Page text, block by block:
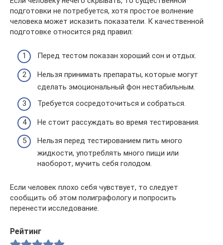
подготовки не потребуется, хотя простое волнение
человека может исказить показатели. К качественной
подготовке относится ряд правил:
Перед тестом показан хороший сон и отдых.
Нельзя принимать препараты, которые могут
сделать эмоциональный фон нестабильным.
Требуется сосредоточиться и собраться.
Не стоит рассуждать во время тестирования.
Нельзя перед тестированием пить много
жидкости, употреблять много пищи или
наоборот, мучить себя голодом.
Если человек плохо себя чувствует, то следует
сообщить об этом полиграфологу и попросить
перенести исследование.
Рейтинг